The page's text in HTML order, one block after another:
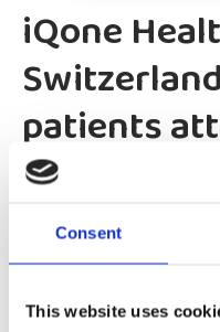
Consent
This website uses
iQone
patients
grâce au
iQone Healthcare
Celltrion) est fière d'avoir